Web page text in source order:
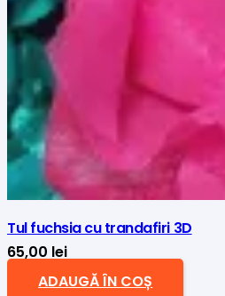
Tul fuchsia cu trandafiri 3D
65,00 lei
ADAUGĂ ÎN COȘ